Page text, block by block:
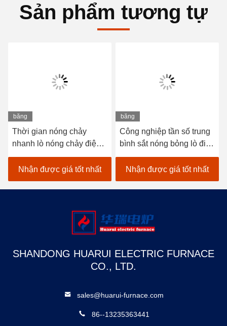
Sản phẩm tương tự
băng
hình
Thời gian nóng chảy
nhanh lò nóng chảy điện
sắt với bảo trì thấp
Nhận được giá tốt nhất
băng
hình
Công nghiệp tần số trung
bình sắt nóng bỏng lò điện
Thời gian nóng bỏng
nhanh
Nhận được giá tốt nhất
SHANDONG HUARUI ELECTRIC FURNACE
CO., LTD.
sales@huarui-furnace.com
86--13235363441